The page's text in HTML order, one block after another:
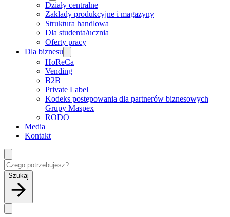
Działy centralne
Zakłady produkcyjne i magazyny
Struktura handlowa
Dla studenta/ucznia
Oferty pracy
Dla biznesu
HoReCa
Vending
B2B
Private Label
Kodeks postępowania dla partnerów biznesowych
Grupy Maspex
RODO
Media
Kontakt
Szukaj